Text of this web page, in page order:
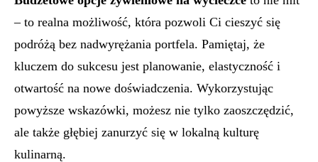
– to realna możliwość, która pozwoli Ci cieszyć się
podróżą bez nadwyrężania portfela. Pamiętaj, że
kluczem do sukcesu jest planowanie, elastyczność i
otwartość na nowe doświadczenia. Wykorzystując
powyższe wskazówki, możesz nie tylko zaoszczędzić,
ale także głębiej zanurzyć się w lokalną kulturę
kulinarną.